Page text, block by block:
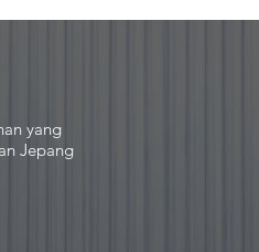
yang
Jepang